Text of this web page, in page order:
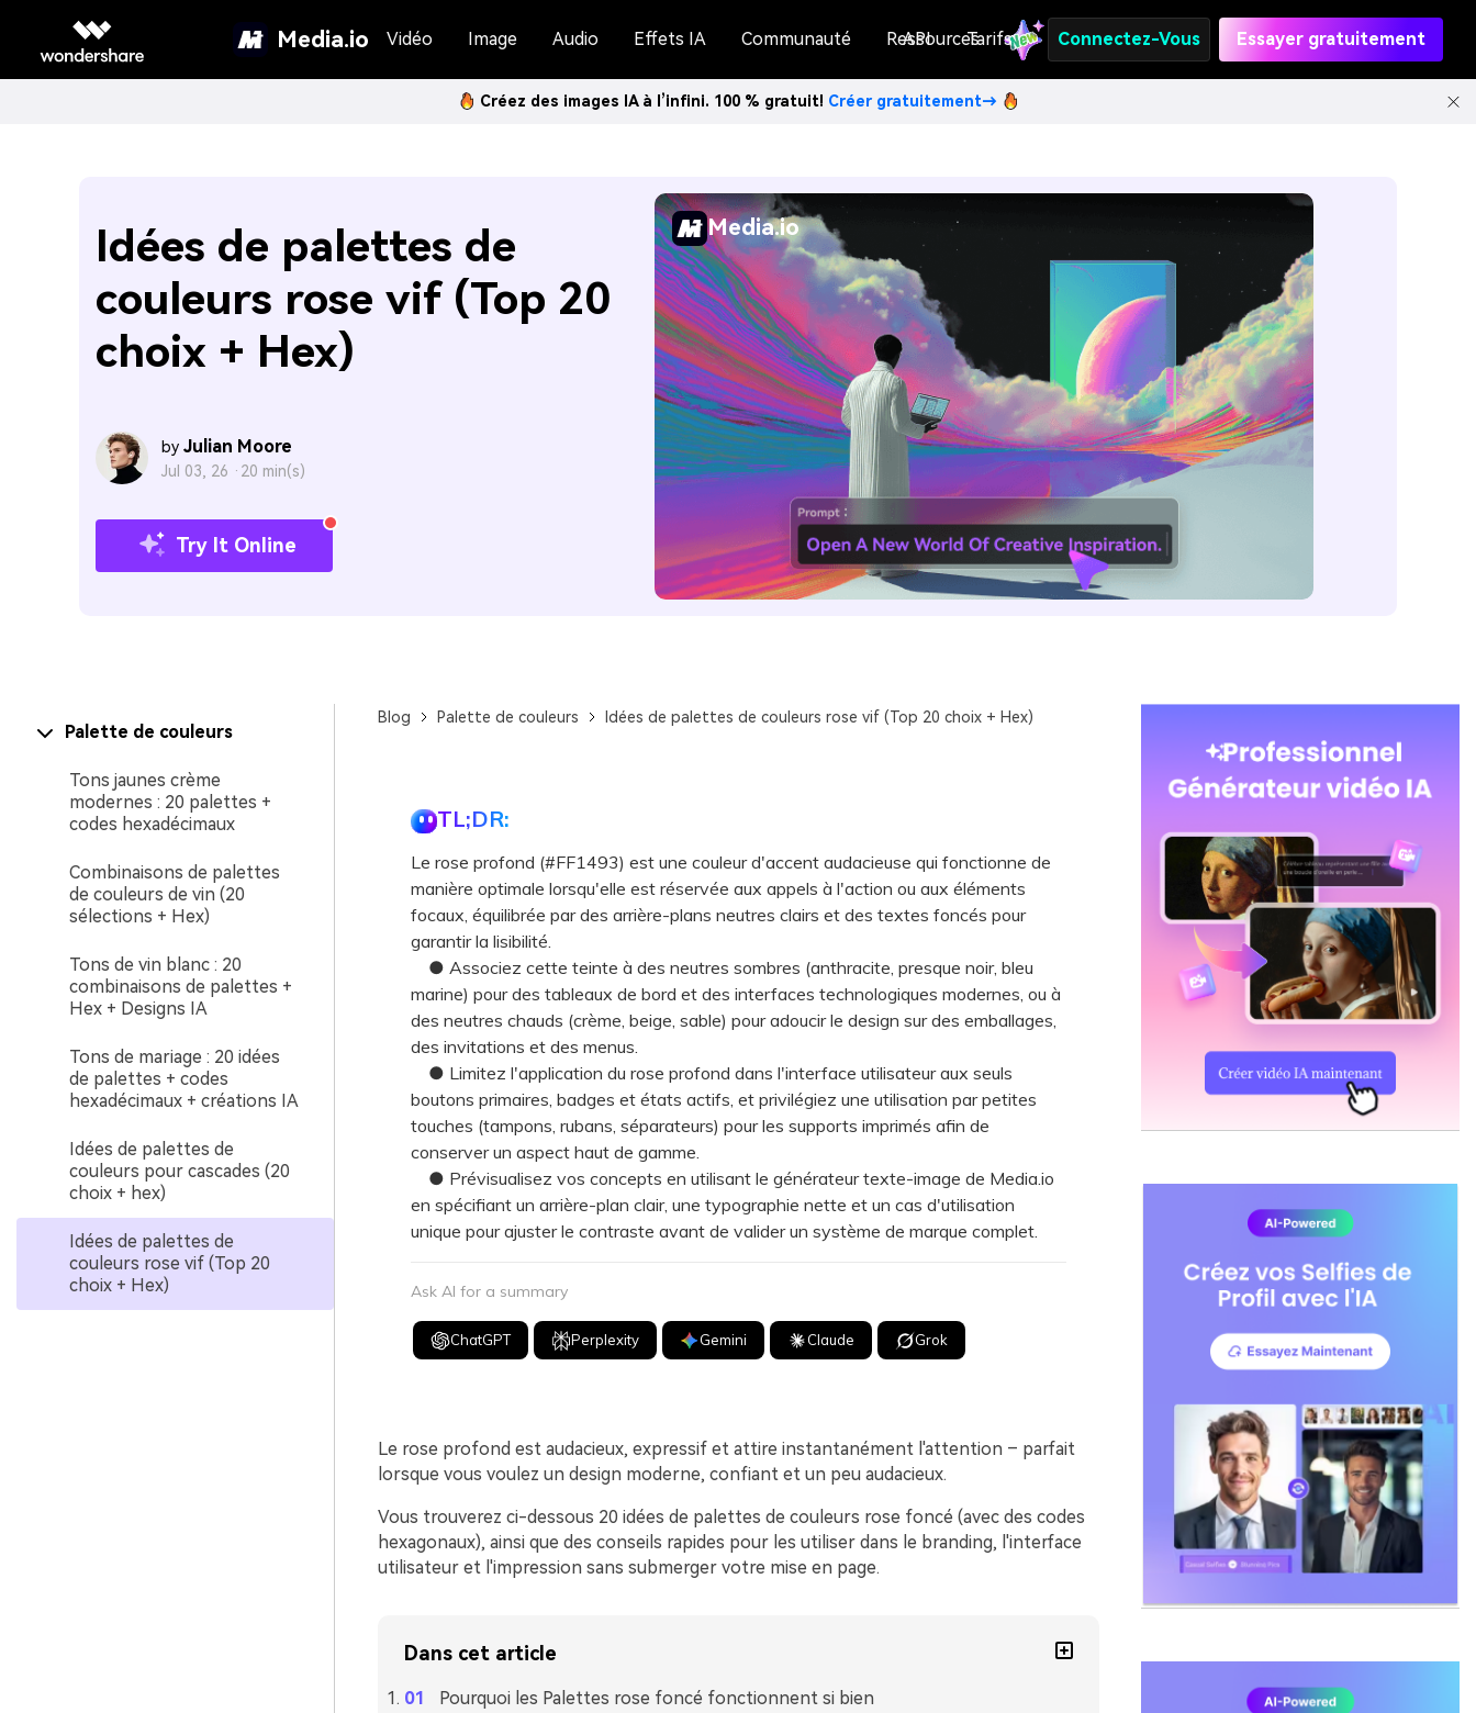
Media.io Vidéo Image Audio Effets IA Communauté Ressources
API Tarifs Connectez-Vous Essayer gratuitement
Créez des images IA à l’infini. 100 % gratuit! Créer gratuitement→
Idées de palettes de
couleurs rose vif (Top 20
choix + Hex)
by Julian Moore
Jul 03, 26 · 20 min(s)
Try It Online
Media.io
Palette de couleurs
Tons jaunes crème
modernes : 20 palettes +
codes hexadécimaux
Combinaisons de palettes
de couleurs de vin (20
sélections + Hex)
Tons de vin blanc : 20
combinaisons de palettes +
Hex + Designs IA
Tons de mariage : 20 idées
de palettes + codes
hexadécimaux + créations IA
Idées de palettes de
couleurs pour cascades (20
choix + hex)
Idées de palettes de
couleurs rose vif (Top 20
choix + Hex)
Blog Palette de couleurs Idées de palettes de couleurs rose vif (Top 20 choix + Hex)
TL;DR:
Le rose profond (#FF1493) est une couleur d'accent audacieuse qui fonctionne de
manière optimale lorsqu'elle est réservée aux appels à l'action ou aux éléments
focaux, équilibrée par des arrière-plans neutres clairs et des textes foncés pour
garantir la lisibilité.
● Associez cette teinte à des neutres sombres (anthracite, presque noir, bleu
marine) pour des tableaux de bord et des interfaces technologiques modernes, ou à
des neutres chauds (crème, beige, sable) pour adoucir le design sur des emballages,
des invitations et des menus.
● Limitez l'application du rose profond dans l'interface utilisateur aux seuls
boutons primaires, badges et états actifs, et privilégiez une utilisation par petites
touches (tampons, rubans, séparateurs) pour les supports imprimés afin de
conserver un aspect haut de gamme.
● Prévisualisez vos concepts en utilisant le générateur texte-image de Media.io
en spécifiant un arrière-plan clair, une typographie nette et un cas d'utilisation
unique pour ajuster le contraste avant de valider un système de marque complet.
Ask AI for a summary
ChatGPT Perplexity Gemini Claude Grok
Le rose profond est audacieux, expressif et attire instantanément l'attention – parfait
lorsque vous voulez un design moderne, confiant et un peu audacieux.
Vous trouverez ci-dessous 20 idées de palettes de couleurs rose foncé (avec des codes
hexagonaux), ainsi que des conseils rapides pour les utiliser dans le branding, l'interface
utilisateur et l'impression sans submerger votre mise en page.
Dans cet article
Pourquoi les Palettes rose foncé fonctionnent si bien